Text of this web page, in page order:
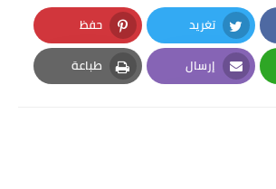
تغريد
Twitter
حفظ
Pinterest
إرسال
Email
طباعة
Print